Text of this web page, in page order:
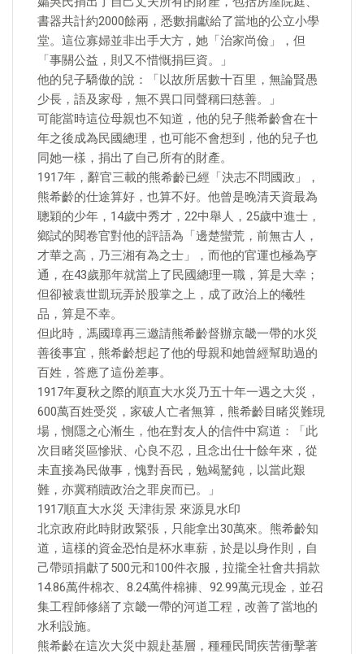
書器共計約2000餘兩，悉數捐獻給了當地的公立小學
堂。這位寡婦並非出手大方，她「治家尚儉」，但
「事關公益，則又不惜慨捐巨資。」
他的兒子驕傲的說：「以故所居數十百里，無論賢愚
少長，語及家母，無不異口同聲稱曰慈善。」
可能當時這位母親也不知道，他的兒子熊希齡會在十
年之後成為民國總理，也可能不會想到，他的兒子也
同她一樣，捐出了自己所有的財產。
1917年，辭官三載的熊希齡已經「決志不問國政」，
熊希齡的仕途算好，也算不好。他曾是晚清天資最為
聰穎的少年，14歲中秀才，22中舉人，25歲中進士，
鄉試的閱卷官對他的評語為「邊楚蠻荒，前無古人，
才華之高，乃三湘有為之士」，而他的官運也極為亨
通，在43歲那年就當上了民國總理一職，算是大幸；
但卻被袁世凱玩弄於股掌之上，成了政治上的犧牲
品，算是不幸。
但此時，馮國璋再三邀請熊希齡督辦京畿一帶的水災
善後事宜，熊希齡想起了他的母親和她曾經幫助過的
百姓，答應了這份差事。
1917年夏秋之際的順直大水災乃五十年一遇之大災，
600萬百姓受災，家破人亡者無算，熊希齡目睹災難現
場，惻隱之心漸生，他在對友人的信件中寫道：「此
次目睹災區慘狀、心良不忍，且念出仕十餘年來，從
未直接為民做事，愧對吾民，勉竭駑鈍，以當此艱
難，亦冀稍贖政治之罪戾而已。」
1917順直大水災 天津街景 來源見水印
北京政府此時財政緊張，只能拿出30萬來。熊希齡知
道，這樣的資金恐怕是杯水車薪，於是以身作則，自
己帶頭捐獻了500元和100件衣服，拉攏全社會共捐款
14.86萬件棉衣、8.24萬件棉褲、92.99萬元現金，並召
集工程師修繕了京畿一帶的河道工程，改善了當地的
水利設施。
熊希齡在這次大災中親赴基層，種種民間疾苦衝擊著